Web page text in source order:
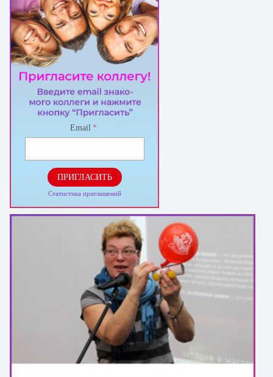
Email *
ПРИГЛАСИТЬ
Статистика приглашений